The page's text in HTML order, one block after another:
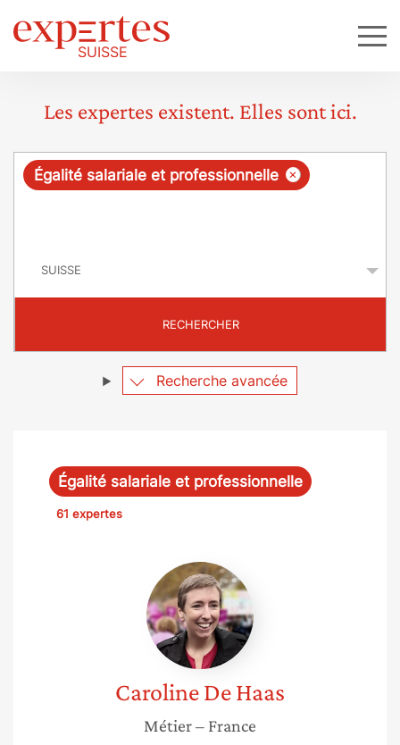
Les expertes existent. Elles sont ici.
R
ê
e
×
Égalité salariale et professionnelle
RECHERCHER
Recherche avancée
Égalité salariale et professionnelle
61 expertes
Caroline
De
Haas
CarolineDe Haas
Métier– France